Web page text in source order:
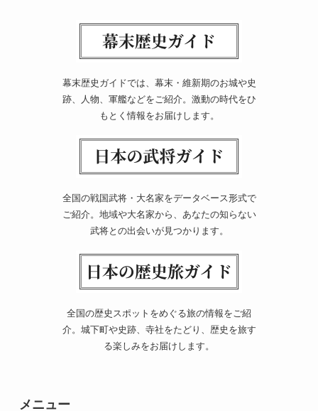
幕末歴史ガイドでは、幕末・維新期のお城や史
跡、人物、軍艦などをご紹介。激動の時代をひ
もとく情報をお届けします。
全国の戦国武将・大名家をデータベース形式で
ご紹介。地域や大名家から、あなたの知らない
武将との出会いが見つかります。
全国の歴史スポットをめぐる旅の情報をご紹
介。城下町や史跡、寺社をたどり、歴史を旅す
る楽しみをお届けします。
メニュー